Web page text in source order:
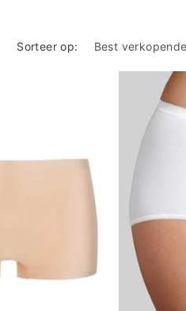
Sorteer op: